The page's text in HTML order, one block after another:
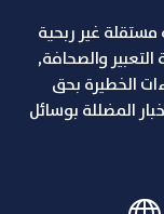
مستقلة غير ربحية
والصحافة,
الخطيرة بحق
المضللة بوسائل